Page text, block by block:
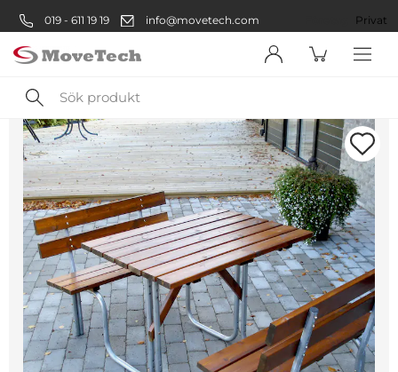
019 - 611 19 19 info@movetech.com Privat
Sök
produkt
Välkommen! Välj hur du vill
handla:
Företag
Företag
Privatperson
Privat